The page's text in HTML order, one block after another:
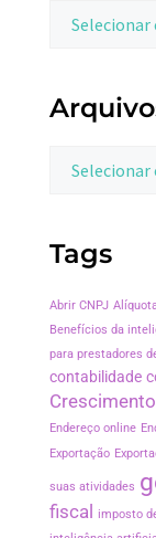
Tags
Abrir CNPJ
Benefícios da
para prestadores
contabilidade
Endereço online
Exportação
suas atividades
fiscal imposto